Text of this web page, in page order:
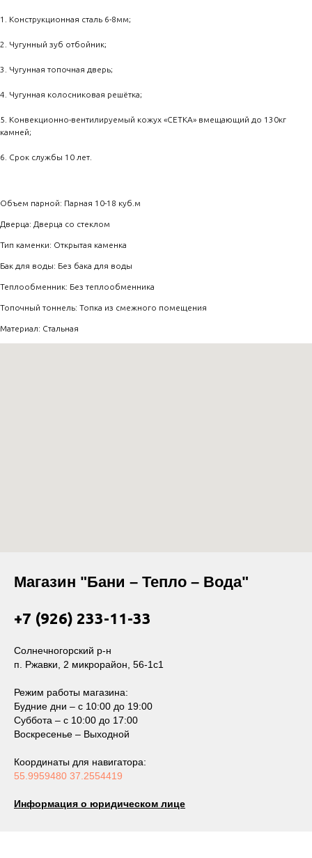
1. Конструкционная сталь 6-8мм;
2. Чугунный зуб отбойник;
3. Чугунная топочная дверь;
4. Чугунная колосниковая решётка;
5. Конвекционно-вентилируемый кожух «СЕТКА» вмещающий до 130кг
камней;
6. Срок службы 10 лет.
Объем парной: Парная 10-18 куб.м
Дверца: Дверца со стеклом
Тип каменки: Открытая каменка
Бак для воды: Без бака для воды
Теплообменник: Без теплообменника
Топочный тоннель: Топка из смежного помещения
Материал: Стальная
Магазин "Бани – Тепло – Вода"
+7 (926) 233-11-33
Солнечногорский р-н
п. Ржавки, 2 микрорайон, 56-1с1
Режим работы магазина:
Будние дни – с 10:00 до 19:00
Суббота – с 10:00 до 17:00
Воскресенье – Выходной
Координаты для навигатора:
55.9959480 37.2554419
Информация о юридическом лице